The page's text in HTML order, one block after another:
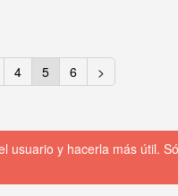
4 5 6 >
y hacerla más útil.